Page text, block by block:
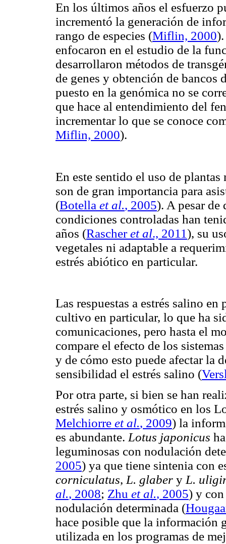
En los últimos años el esfuerzo
incrementó la generación de
rango de especies (Miflin, 2000
enfocaron en el estudio de la
desarrollaron métodos de
de genes y obtención de bancos
puesto en la genómica no se
que hace al entendimiento del
incrementar lo que se conoce
Miflin, 2000).
En este sentido el uso de
son de gran importancia para
(Botella et al., 2005). A pesar de
condiciones controladas han
años (Rascheret al., 2011), su
vegetales ni adaptable a
estrés abiótico en particular.
Las respuestas a estrés salino
cultivo en particular, lo que ha
comunicaciones, pero hasta el
compare el efecto de los
y de cómo esto puede afectar la
sensibilidad el estrés salino (
Por otra parte, si bien se han
estrés salino y osmótico en los
Melchiorre et al., 2009) la
es abundante. Lotus japonicus
leguminosas con nodulación
2005) ya que tiene sintenia con
corniculatus, L. glaber y L.
al., 2008; Zhu et al., 2005) y con
nodulación determinada (
hace posible que la información
utilizada en los programas de